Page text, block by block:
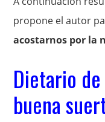
propone el autor
acostarnos por la
Dietario
buena